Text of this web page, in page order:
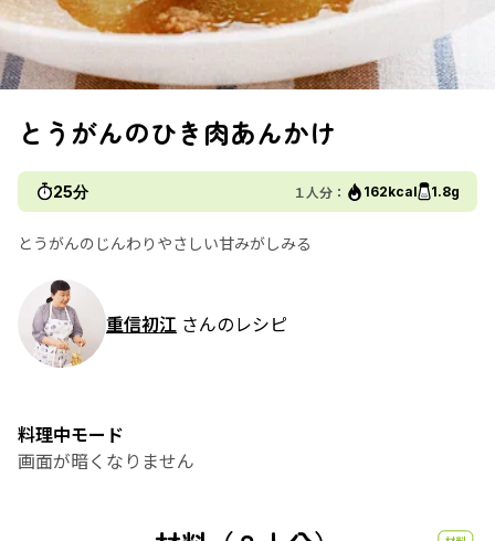
とうがんのひき肉あんかけ
25分 １人分： 162kcal 1.8g
とうがんのじんわりやさしい甘みがしみる
重信初江 さんのレシピ
料理中モード
画面が暗くなりません